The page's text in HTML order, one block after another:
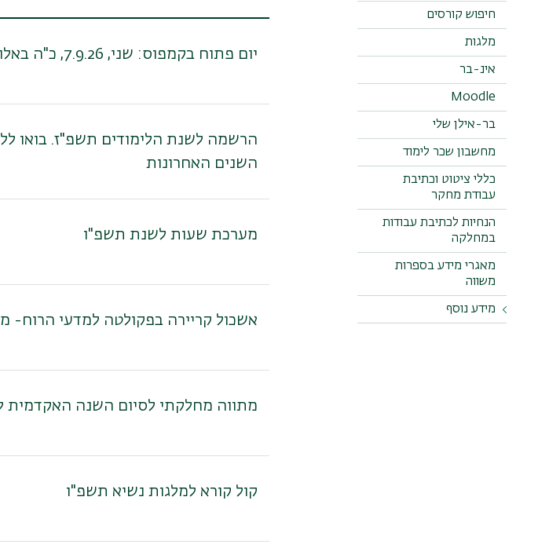
חיפוש קורסים
מלגות
אינ-בר
Moodle
בר-אילן שלי
מחשבון שכר לימוד
כללי ציטוט וכתיבת
עבודת מחקר
הנחיות לכתיבת עבודות
במחלקה
מאגרי מידע בספרות
משווה
מידע נוסף
יום פתוח בקמפוס: שני, 7.9.26, כ"ה באלול. היכנסו והירשמו
השנים האחרונות
מערכת שעות לשנת תשפ"ו
אשכול קריירה בפקולטה למדעי הרוח-
מתווה מחלקתי לסיום השנה האקדמית
קול קורא למלגות נשיא תשפ"ו